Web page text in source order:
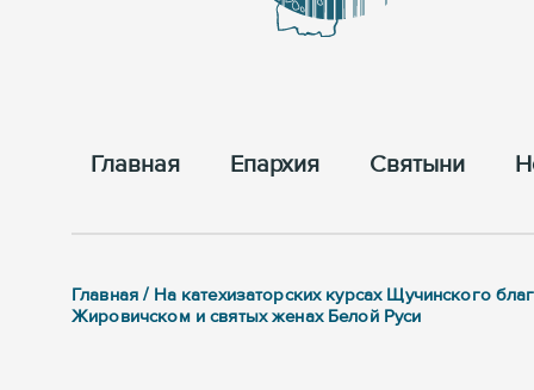
Главная Епархия Cвятыни
Главная / На катехизаторских курсах Щучинского
Жировичском и святых женах Белой Руси